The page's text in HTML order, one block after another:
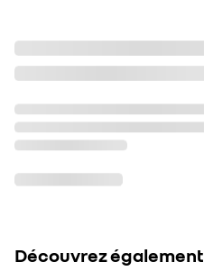
Découvrez également